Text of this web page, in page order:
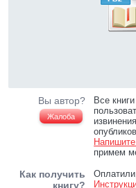
Вы автор?
Жалоба
Все
примем
Как получить
книгу?